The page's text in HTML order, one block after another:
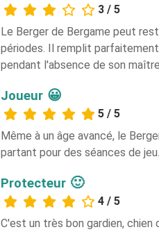
3 / 5
Le Berger de Bergame peut
périodes. Il remplit
pendant l'absence de son maître.
Joueur 😀
5 / 5
Même à un âge avancé, le
partant pour des séances de jeu.
Protecteur 🙂
4 / 5
C'est un très bon gardien, chien